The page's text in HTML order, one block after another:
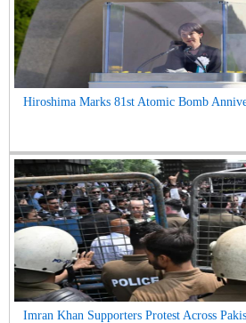
Hiroshima Marks 81st Atomic Bomb
Imran Khan Supporters Protest Across